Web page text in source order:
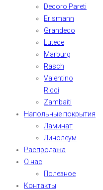
Decoro Pareti
Erismann
Grandeco
Lutece
Marburg
Rasch
Valentino
Ricci
Zambaiti
Напольные покрытия
Ламинат
Линолеум
Распродажа
О нас
Полезное
Контакты